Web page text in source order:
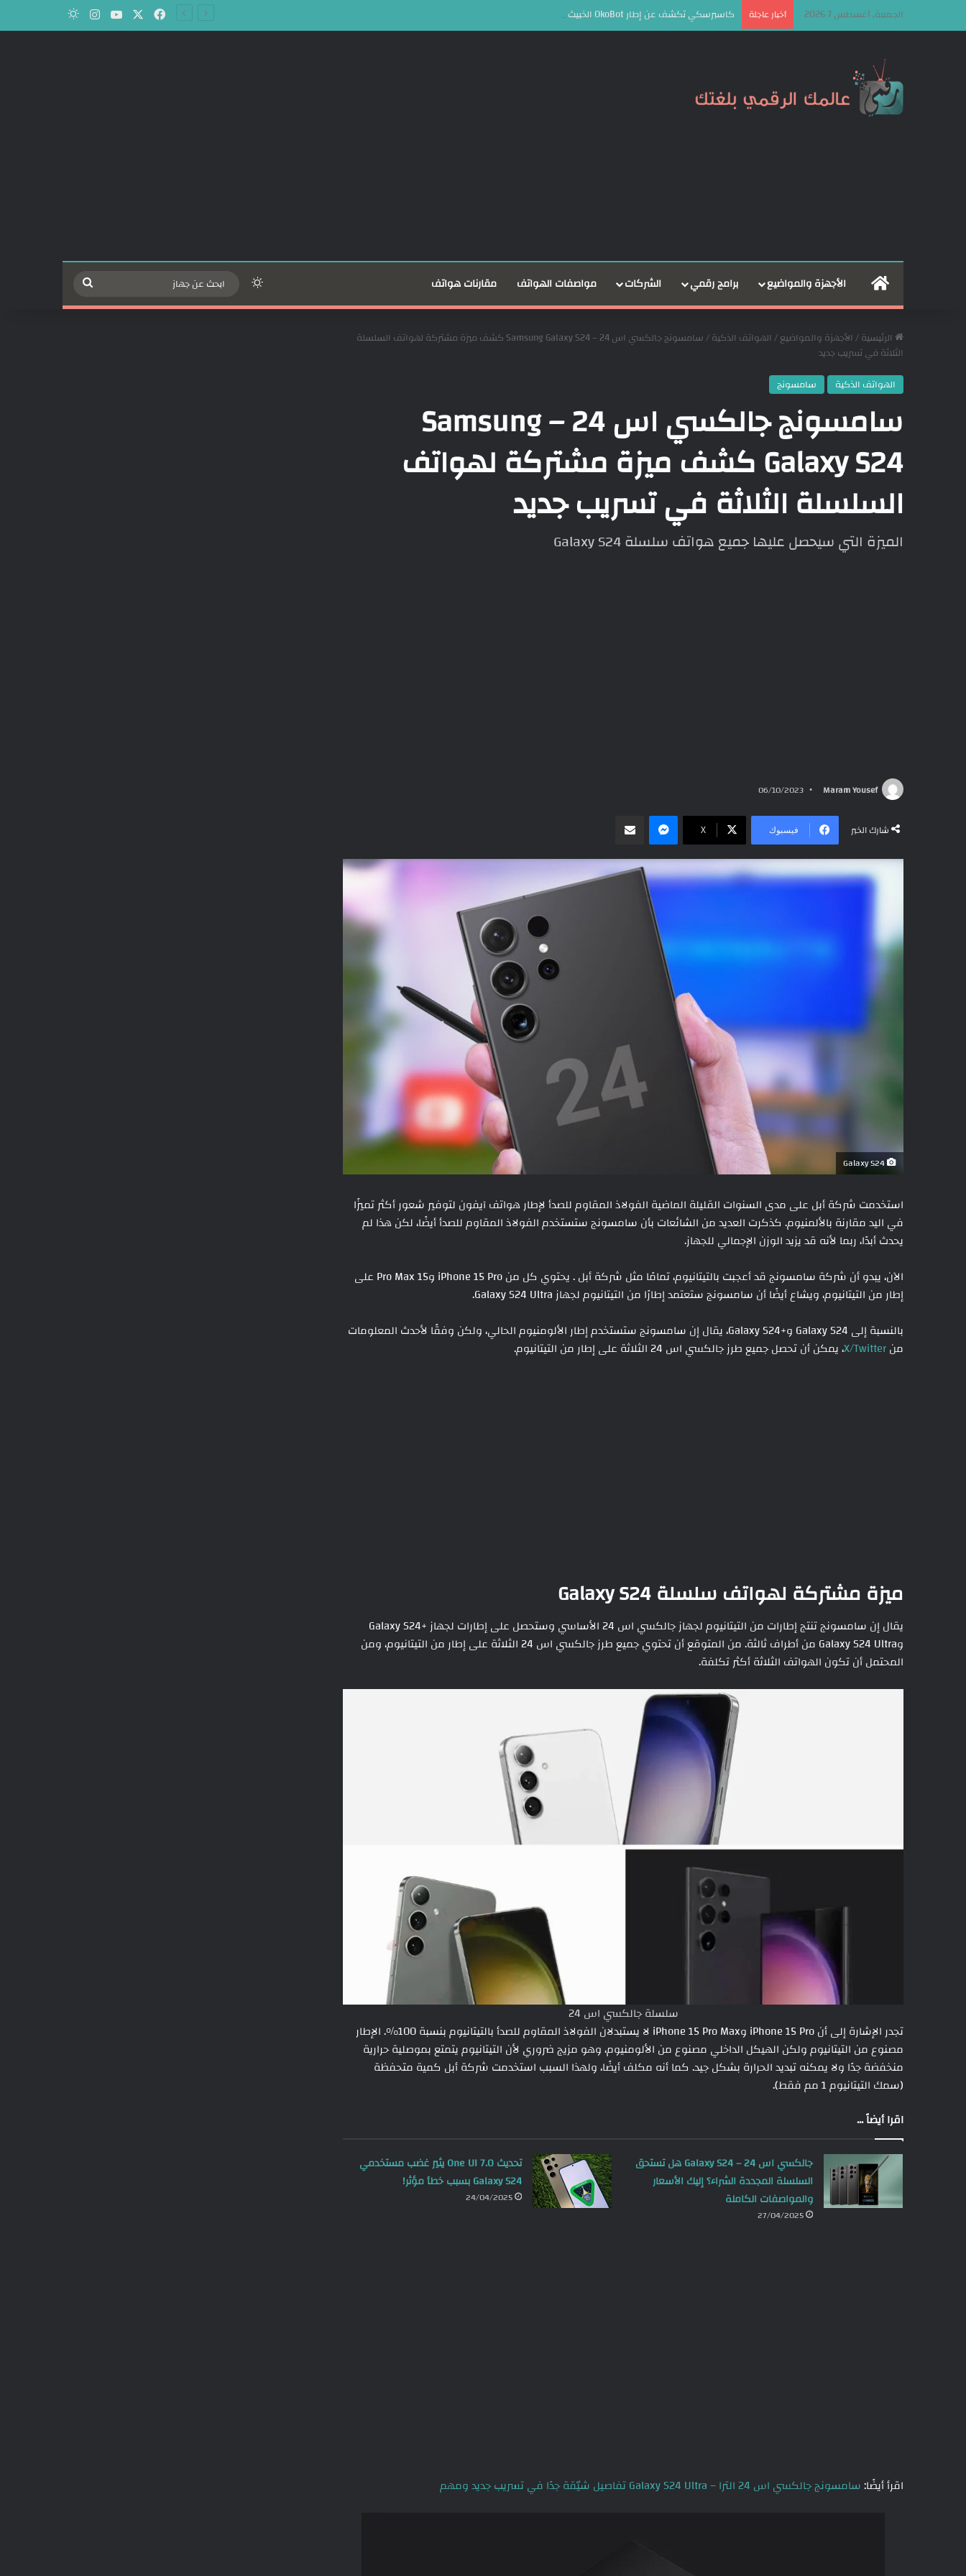
الجمعة, أغسطس 7 2026 أخبار عاجلة كاسبرسكي تكشف عن إطار OkoBot الخبيث لاستهداف مستخدمي العملات المشفرة فيسبوك‫YouTube
انستقرامالوضع المظلم
الرئيسيةالأجهزة والمواضيع برامج رقمي الشركات مواصفات الهواتف مقارنات هواتف الوضع المظلم
ابحث
عن
الرئيسية/ الأجهزة والمواضيع/ الهواتف الذكية/
سامسونج جالكسي اس 24 – Samsung Galaxy S24 كشف ميزة مشتركة لهواتف السلسلة
الثلاثة في تسريب جديد
الهواتف الذكية
سامسونج
سامسونج جالكسي اس 24 – Samsung
Galaxy S24 كشف ميزة مشتركة لهواتف
السلسلة الثلاثة في تسريب جديد
الميزة التي سيحصل عليها جميع هواتف سلسلة Galaxy S24
Maram Yousef
06/10/2023
شارك الخبر فيسبوك ‫X
ماسنجر
استخدمت شركة أبل على مدى السنوات القليلة الماضية الفولاذ المقاوم للصدأ لإطار هواتف آيفون لتوفير شعور أكثر تميزًا
في اليد مقارنة بالألمنيوم. كذكرت العديد من الشائعات بأن سامسونج ستستخدم الفولاذ المقاوم للصدأ أيضًا، لكن هذا لم
يحدث أبدًا، ربما لأنه قد يزيد الوزن الإجمالي للجهاز.
الآن، يبدو أن شركة سامسونج قد أعجبت بالتيتانيوم، تمامًا مثل شركة أبل . يحتوي كل من iPhone 15 Pro و15 Pro Max على
إطار من التيتانيوم، ويشاع أيضًا أن سامسونج ستعتمد إطارًا من التيتانيوم لجهاز Galaxy S24 Ultra.
بالنسبة إلى Galaxy S24 و+Galaxy S24، يقال إن سامسونج ستستخدم إطار الألومنيوم الحالي، ولكن وفقًا لأحدث المعلومات
منX/Twitter، يمكن أن تحصل جميع طرز جالكسي اس 24 الثلاثة على إطار من التيتانيوم.
ميزة مشتركة لهواتف سلسلة Galaxy S24
يقال إن سامسونج تنتج إطارات من التيتانيوم لجهاز جالكسي اس 24 الأساسي وستحصل على إطارات لجهاز +Galaxy S24
وGalaxy S24 Ultra من أطراف ثالثة. من المتوقع أن تحتوي جميع طرز جالكسي اس 24 الثلاثة على إطار من التيتانيوم، ومن
المحتمل أن تكون الهواتف الثلاثة أكثر تكلفة.
سلسلة جالكسي اس 24
تجدر الإشارة إلى أن iPhone 15 Pro وiPhone 15 Pro Max لا يستبدلان الفولاذ المقاوم للصدأ بالتيتانيوم بنسبة 100%. الإطار
مصنوع من التيتانيوم ولكن الهيكل الداخلي مصنوع من الألومنيوم، وهو مزيج ضروري لأن التيتانيوم يتمتع بموصلية حرارية
منخفضة جدًا ولا يمكنه تبديد الحرارة بشكل جيد. كما أنه مكلف أيضًا، ولهذا السبب استخدمت شركة أبل كمية متحفظة
(سمك التيتانيوم 1 مم فقط).
اقرا أيضاً ...
جالكسي اس 24 – Galaxy S24 هل تستحق
السلسلة المجددة الشراء؟ إليك الأسعار
والمواصفات الكاملة
27/04/2025
تحديث One UI 7.0 يثير غضب مستخدمي
Galaxy S24 بسبب خطأ مؤثر!
24/04/2025
اقرأ أيضًا:سامسونج جالكسي اس 24 الترا – Galaxy S24 Ultra تفاصيل شيّقة جدًا في تسريب جديد ومهم